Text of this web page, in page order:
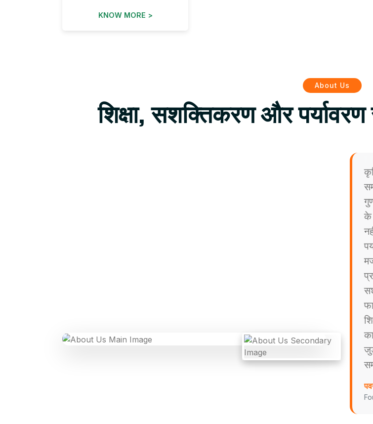
KNOW MORE >
About Us
शिक्षा, सशक्तिकरण और
के